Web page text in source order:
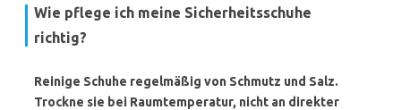
Wie pflege ich meine Sicherheitsschuhe
richtig?
Reinige Schuhe regelmäßig von Schmutz und Salz.
Trockne sie bei Raumtemperatur, nicht an direkter